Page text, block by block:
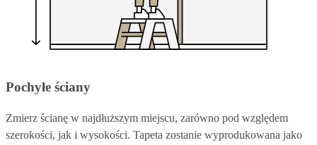
Pochyłe ściany
Zmierz ścianę w najdłuższym miejscu, zarówno pod względem
szerokości, jak i wysokości. Tapeta zostanie wyprodukowana jako